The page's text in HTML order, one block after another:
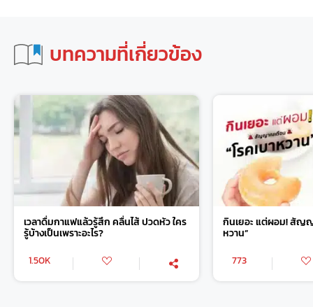
บทความที่เกี่ยวข้อง
เวลาดื่มกาแฟแล้วรู้สึก คลื่นไส้ ปวดหัว ใคร
รู้บ้างเป็นเพราะอะไร?
1.50K
กินเยอะ แต่ผอม! สัญ
หวาน”
773